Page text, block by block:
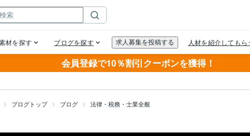
会員登録で10％割引クーポンを獲得！
ブログトップ ブログ 法律・税務・士業全般